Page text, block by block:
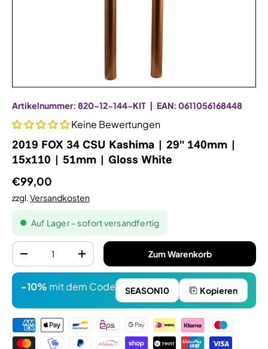
Artikelnummer: 820-12-144-KIT | EAN: 0611056168448
Keine Bewertungen
2019 FOX 34 CSU Kashima | 29" 140mm |
15x110 | 51mm | Gloss White
€99,00
zzgl.Versandkosten
Auf Lager – sofort versandfertig
Anzahl
-
+ Zum Warenkorb
-10% mit dem Code SEASON10 Kopieren
Zahlungsmethoden